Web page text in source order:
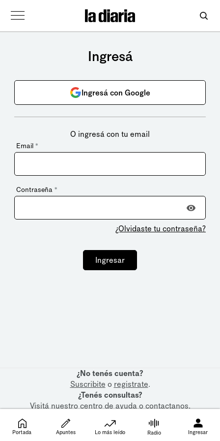
Ingresá
Ingresá con Google
O ingresá con tu email
Email *
Contraseña *
¿Olvidaste tu contraseña?
Ingresar
¿No tenés cuenta?
Suscribite o registrate.
¿Tenés consultas?
Visitá nuestrocentro de ayudaocontactanos.
Portada Apuntes Lo más leído Radio Ingresar